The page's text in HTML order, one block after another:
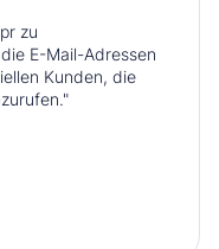
zu
E-Mail-Adressen
Kunden, die